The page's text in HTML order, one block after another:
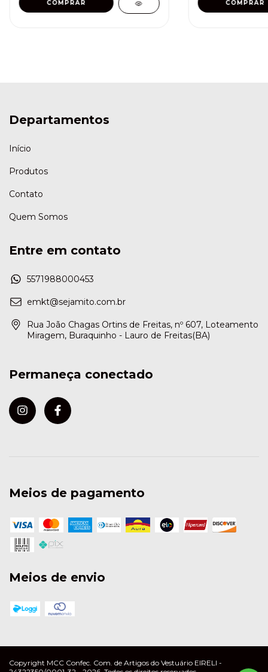
COMPRAR COMPRAR
Departamentos
Início
Produtos
Contato
Quem Somos
Entre em contato
5571988000453
emkt@sejamito.com.br
Rua João Chagas Ortins de Freitas, nº 607, Loteamento
Miragem, Buraquinho - Lauro de Freitas(BA)
Permaneça conectado
Meios de pagamento
Meios de envio
Copyright MCC Confec. Com. de Artigos do Vestuário EIRELI -